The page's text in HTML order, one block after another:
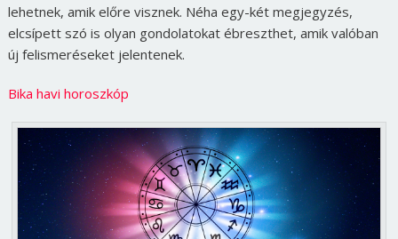
lehetnek, amik előre visznek. Néha egy-két megjegyzés,
elcsípett szó is olyan gondolatokat ébreszthet, amik valóban
új felismeréseket jelentenek.
Bika havi horoszkóp